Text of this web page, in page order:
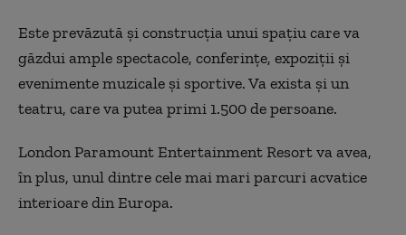
Este prevăzută și construcția unui spațiu care va
găzdui ample spectacole, conferințe, expoziții și
evenimente muzicale și sportive. Va exista și un
teatru, care va putea primi 1.500 de persoane.
London Paramount Entertainment Resort va avea,
în plus, unul dintre cele mai mari parcuri acvatice
interioare din Europa.